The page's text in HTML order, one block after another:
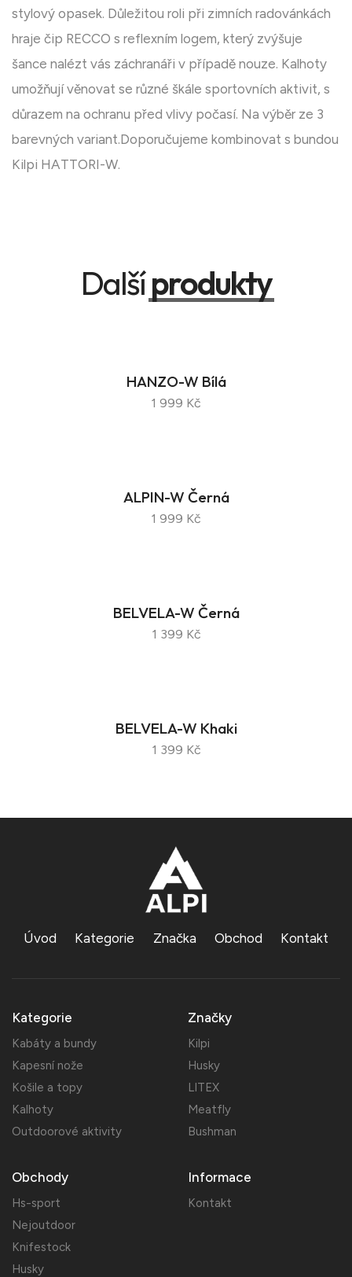
stylový opasek. Důležitou roli při zimních radovánkách
hraje čip RECCO s reflexním logem, který zvýšuje
šance nalézt vás záchranáři v případě nouze. Kalhoty
umožňují věnovat se různé škále sportovních aktivit, s
důrazem na ochranu před vlivy počasí. Na výběr ze 3
barevných variant.Doporučujeme kombinovat s bundou
Kilpi HATTORI-W.
Dalšíprodukty
HANZO-W Bílá
1 999 Kč
ALPIN-W Černá
1 999 Kč
BELVELA-W Černá
1 399 Kč
BELVELA-W Khaki
1 399 Kč
Úvod Kategorie Značka Obchod Kontakt
Kategorie
Kabáty a bundy
Kapesní nože
Košile a topy
Kalhoty
Outdoorové aktivity
Značky
Kilpi
Husky
LITEX
Meatfly
Bushman
Obchody
Hs-sport
Nejoutdoor
Knifestock
Husky
Informace
Kontakt